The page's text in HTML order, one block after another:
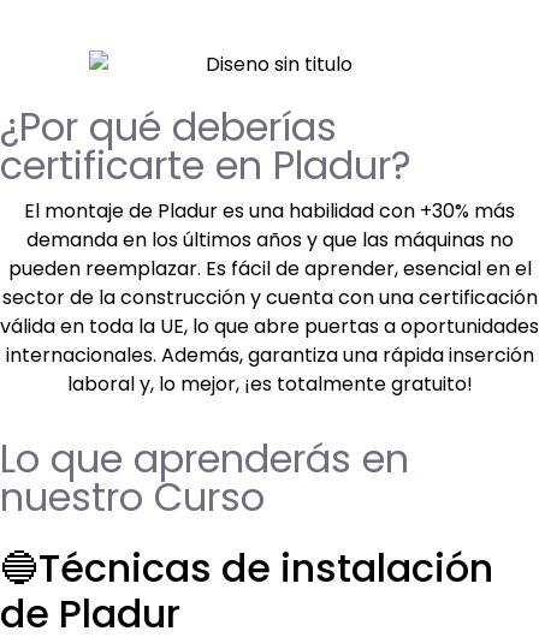
¿Por qué deberías
certificarte en Pladur?
El montaje de Pladur es una habilidad con +30% más
demanda en los últimos años y que las máquinas no
pueden reemplazar. Es fácil de aprender, esencial en el
sector de la construcción y cuenta con una certificación
válida en toda la UE, lo que abre puertas a oportunidades
internacionales. Además, garantiza una rápida inserción
laboral y, lo mejor, ¡es totalmente gratuito!
Lo que aprenderás en
nuestro Curso
🔵Técnicas de instalación
de Pladur